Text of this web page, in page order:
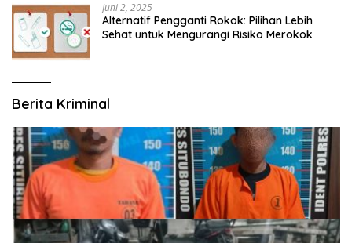
Juni 2, 2025
Alternatif Pengganti Rokok: Pilihan Lebih
Sehat untuk Mengurangi Risiko Merokok
Berita Kriminal